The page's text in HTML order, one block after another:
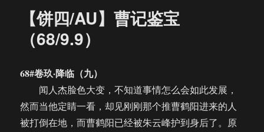
记
鉴
【饼四/AU】曹记鉴宝
（68/9.9）
68#卷玖·降临（九）
闻人杰脸色大变，不知道事情怎么会如此发展，
然而当他定睛一看，却见刚刚那个推曹鹤阳进来的人
被打倒在地，而曹鹤阳已经被朱云峰护到身后了。原